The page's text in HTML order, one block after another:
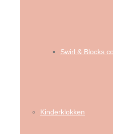
Swirl & Blocks
Kinderklokken